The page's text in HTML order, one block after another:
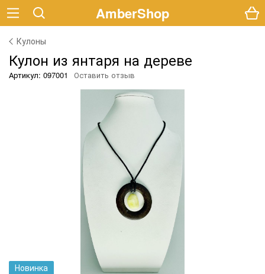
Кулоны
Кулон из янтаря на дереве
Артикул: 097001 Оставить отзыв
Новинка
AmberShop